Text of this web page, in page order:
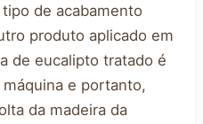
de acabamento
produto aplicado em
de eucalipto tratado é
e portanto,
da madeira da